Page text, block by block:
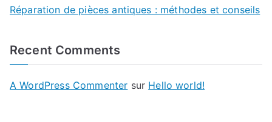
Réparation de pièces antiques : méthodes et conseils
Recent Comments
A WordPress Commenter sur Hello world!